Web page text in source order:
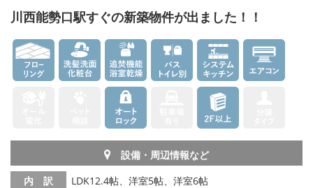
川西能勢口駅すぐの新築物件が出ました！！
設備・周辺情報など
内 訳
LDK12.4帖、洋室5帖、洋室6帖